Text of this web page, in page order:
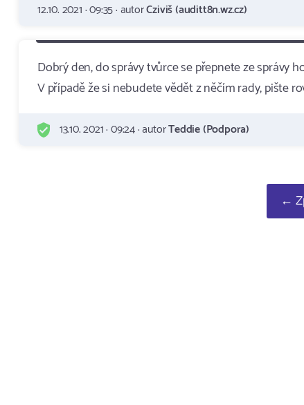
12.10. 2021 · 09:35 · autorCziviš (auditt8n.wz.cz)
Dobrý den, do správy tvůrce se přepnete ze
V případě že si nebudete vědět z něčím rady, pište
13.10. 2021 · 09:24 · autorTeddie (Podpora)
←